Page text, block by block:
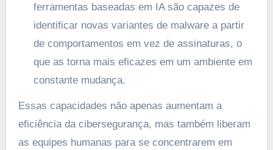
ferramentas baseadas em IA são capazes de
identificar novas variantes de malware a partir
de comportamentos em vez de assinaturas, o
que as torna mais eficazes em um ambiente em
constante mudança.
Essas capacidades não apenas aumentam a
eficiência da cibersegurança, mas também liberam
as equipes humanas para se concentrarem em